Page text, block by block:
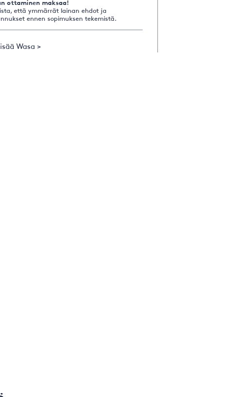
ottaminen maksaa!
että ymmärrät lainan ehdot ja
ennen sopimuksen tekemistä.
Wasa >